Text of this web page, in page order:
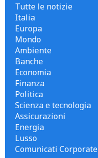
Tutte le notizie
Italia
Europa
Mondo
Ambiente
Banche
Economia
Finanza
Politica
Scienza e tecnologia
Assicurazioni
Energia
Lusso
Comunicati Corporate